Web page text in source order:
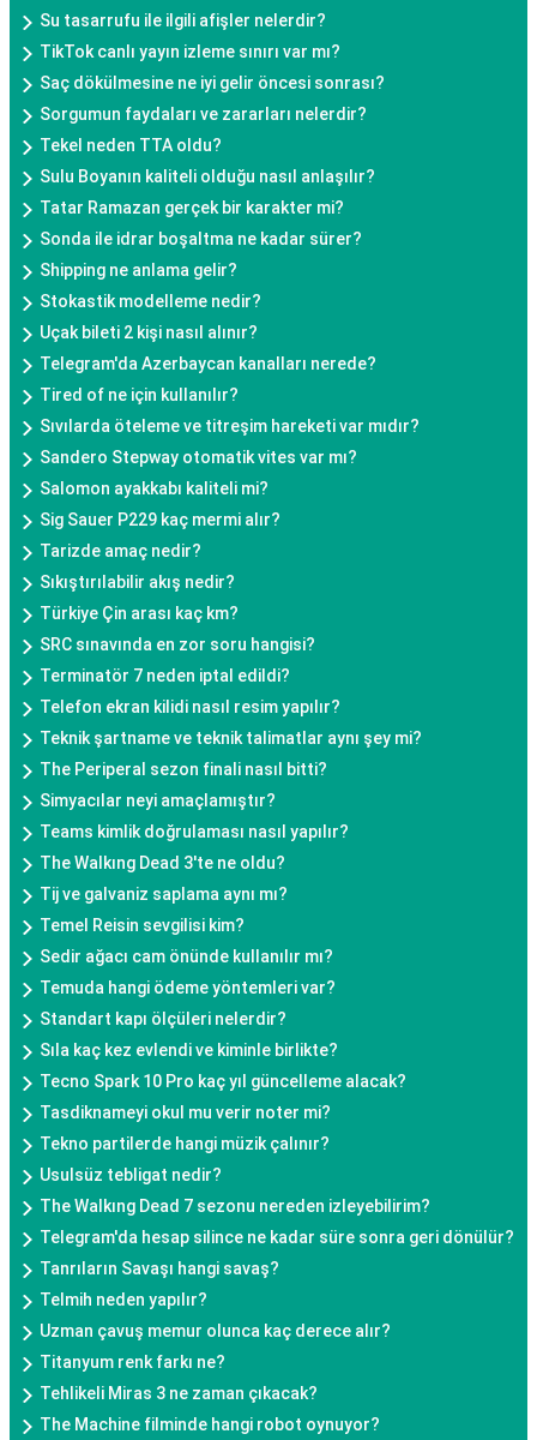
Su tasarrufu ile ilgili afişler nelerdir?
TikTok canlı yayın izleme sınırı var mı?
Saç dökülmesine ne iyi gelir öncesi sonrası?
Sorgumun faydaları ve zararları nelerdir?
Tekel neden TTA oldu?
Sulu Boyanın kaliteli olduğu nasıl anlaşılır?
Tatar Ramazan gerçek bir karakter mi?
Sonda ile idrar boşaltma ne kadar sürer?
Shipping ne anlama gelir?
Stokastik modelleme nedir?
Uçak bileti 2 kişi nasıl alınır?
Telegram'da Azerbaycan kanalları nerede?
Tired of ne için kullanılır?
Sıvılarda öteleme ve titreşim hareketi var mıdır?
Sandero Stepway otomatik vites var mı?
Salomon ayakkabı kaliteli mi?
Sig Sauer P229 kaç mermi alır?
Tarizde amaç nedir?
Sıkıştırılabilir akış nedir?
Türkiye Çin arası kaç km?
SRC sınavında en zor soru hangisi?
Terminatör 7 neden iptal edildi?
Telefon ekran kilidi nasıl resim yapılır?
Teknik şartname ve teknik talimatlar aynı şey mi?
The Periperal sezon finali nasıl bitti?
Simyacılar neyi amaçlamıştır?
Teams kimlik doğrulaması nasıl yapılır?
The Walkıng Dead 3'te ne oldu?
Tij ve galvaniz saplama aynı mı?
Temel Reisin sevgilisi kim?
Sedir ağacı cam önünde kullanılır mı?
Temuda hangi ödeme yöntemleri var?
Standart kapı ölçüleri nelerdir?
Sıla kaç kez evlendi ve kiminle birlikte?
Tecno Spark 10 Pro kaç yıl güncelleme alacak?
Tasdiknameyi okul mu verir noter mi?
Tekno partilerde hangi müzik çalınır?
Usulsüz tebligat nedir?
The Walkıng Dead 7 sezonu nereden izleyebilirim?
Telegram'da hesap silince ne kadar süre sonra geri dönülür?
Tanrıların Savaşı hangi savaş?
Telmih neden yapılır?
Uzman çavuş memur olunca kaç derece alır?
Titanyum renk farkı ne?
Tehlikeli Miras 3 ne zaman çıkacak?
The Machine filminde hangi robot oynuyor?